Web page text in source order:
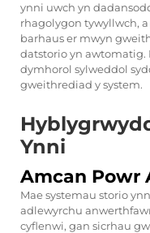
ynni uwch yn
rhagolygon tywyllwch,
barhaus er mwyn
datstorio yn awtomatig.
dymhorol sylweddol
gweithrediad y system.
Ynni
Amcan Powr
Mae systemau storio
adlewyrchu
cyflenwi, gan sicrhau